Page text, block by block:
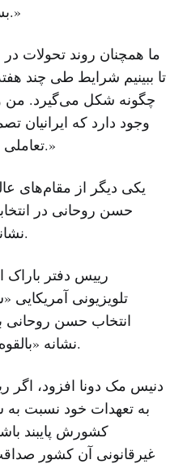
بسیاری از مسایل دخیل است.»
تا ببینیم شرایط طی چند
چگونه شکل می‌گیرد. من
وجود دارد که ایرانیان
تعاملی اساسی و با محتوا را بپذیرند.»
یکی دیگر از مقام‌های
حسن روحانی در
نشانه «بالقوه امیدبخشی» خواند.
رییس دفتر باراک
تلویزیونی
انتخاب حسن روحانی
نشانه «بالقوه امیدبخشی» برای ایران بود.
دنیس مک دونا افزود، اگر
به تعهدات خود نسبت به
کشورش پایبند
غیرقانونی آن کشور